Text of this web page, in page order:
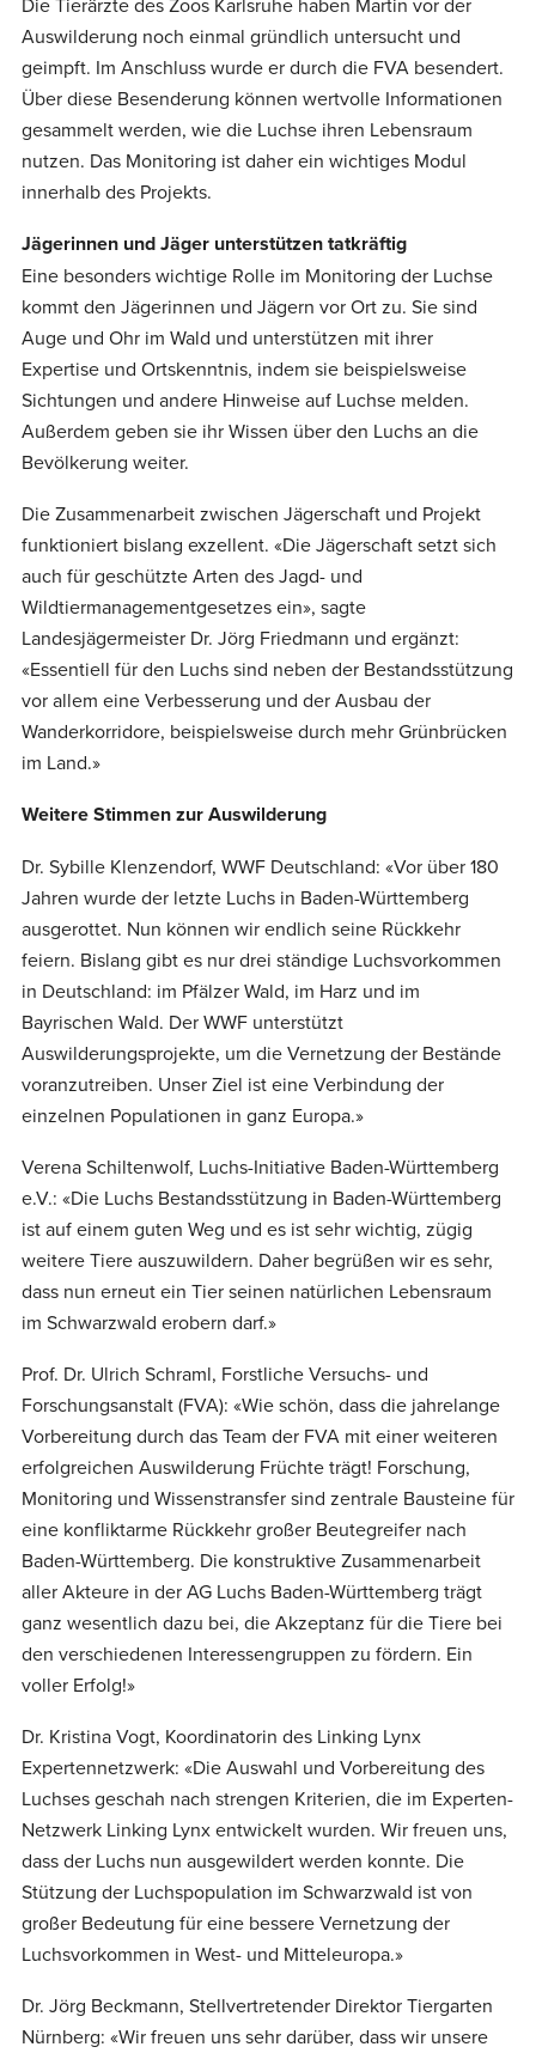
Auswilderung noch einmal gründlich untersucht und
geimpft. Im Anschluss wurde er durch die FVA besendert.
Über diese Besenderung können wertvolle Informationen
gesammelt werden, wie die Luchse ihren Lebensraum
nutzen. Das Monitoring ist daher ein wichtiges Modul
innerhalb des Projekts.
Jägerinnen und Jäger unterstützen tatkräftig
Eine besonders wichtige Rolle im Monitoring der Luchse
kommt den Jägerinnen und Jägern vor Ort zu. Sie sind
Auge und Ohr im Wald und unterstützen mit ihrer
Expertise und Ortskenntnis, indem sie beispielsweise
Sichtungen und andere Hinweise auf Luchse melden.
Außerdem geben sie ihr Wissen über den Luchs an die
Bevölkerung weiter.
Die Zusammenarbeit zwischen Jägerschaft und Projekt
funktioniert bislang exzellent. «Die Jägerschaft setzt sich
auch für geschützte Arten des Jagd- und
Wildtiermanagementgesetzes ein», sagte
Landesjägermeister Dr. Jörg Friedmann und ergänzt:
«Essentiell für den Luchs sind neben der Bestandsstützung
vor allem eine Verbesserung und der Ausbau der
Wanderkorridore, beispielsweise durch mehr Grünbrücken
im Land.»
Weitere Stimmen zur Auswilderung
Dr. Sybille Klenzendorf, WWF Deutschland: «Vor über 180
Jahren wurde der letzte Luchs in Baden-Württemberg
ausgerottet. Nun können wir endlich seine Rückkehr
feiern. Bislang gibt es nur drei ständige Luchsvorkommen
in Deutschland: im Pfälzer Wald, im Harz und im
Bayrischen Wald. Der WWF unterstützt
Auswilderungsprojekte, um die Vernetzung der Bestände
voranzutreiben. Unser Ziel ist eine Verbindung der
einzelnen Populationen in ganz Europa.»
Verena Schiltenwolf, Luchs-Initiative Baden-Württemberg
e.V.: «Die Luchs Bestandsstützung in Baden-Württemberg
ist auf einem guten Weg und es ist sehr wichtig, zügig
weitere Tiere auszuwildern. Daher begrüßen wir es sehr,
dass nun erneut ein Tier seinen natürlichen Lebensraum
im Schwarzwald erobern darf.»
Prof. Dr. Ulrich Schraml, Forstliche Versuchs- und
Forschungsanstalt (FVA): «Wie schön, dass die jahrelange
Vorbereitung durch das Team der FVA mit einer weiteren
erfolgreichen Auswilderung Früchte trägt! Forschung,
Monitoring und Wissenstransfer sind zentrale Bausteine für
eine konfliktarme Rückkehr großer Beutegreifer nach
Baden-Württemberg. Die konstruktive Zusammenarbeit
aller Akteure in der AG Luchs Baden-Württemberg trägt
ganz wesentlich dazu bei, die Akzeptanz für die Tiere bei
den verschiedenen Interessengruppen zu fördern. Ein
voller Erfolg!»
Dr. Kristina Vogt, Koordinatorin des Linking Lynx
Expertennetzwerk: «Die Auswahl und Vorbereitung des
Luchses geschah nach strengen Kriterien, die im Experten-
Netzwerk Linking Lynx entwickelt wurden. Wir freuen uns,
dass der Luchs nun ausgewildert werden konnte. Die
Stützung der Luchspopulation im Schwarzwald ist von
großer Bedeutung für eine bessere Vernetzung der
Luchsvorkommen in West- und Mitteleuropa.»
Dr. Jörg Beckmann, Stellvertretender Direktor Tiergarten
Nürnberg: «Wir freuen uns sehr darüber, dass wir unsere